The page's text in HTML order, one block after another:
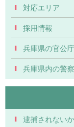
対応エリア
採用情報
兵庫県の官公
兵庫県内の警
逮捕されない